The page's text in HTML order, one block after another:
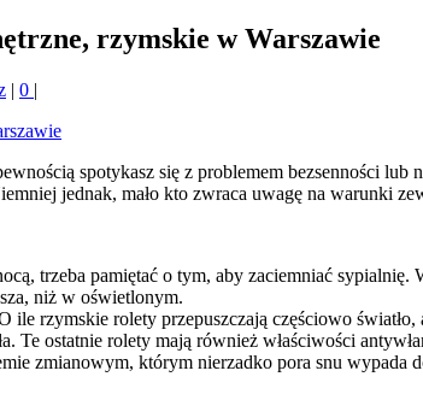
rzymskie w Warszawie
| 0 |
spotykasz się z problemem bezsenności
jednak, mało kto zwraca uwagę na warunki
trzeba pamiętać o tym, aby zaciemniać
niż w oświetlonym.
ile rzymskie rolety przepuszczają częściowo
Te ostatnie rolety mają również właściwości
zmianowym, którym nierzadko pora snu wypada